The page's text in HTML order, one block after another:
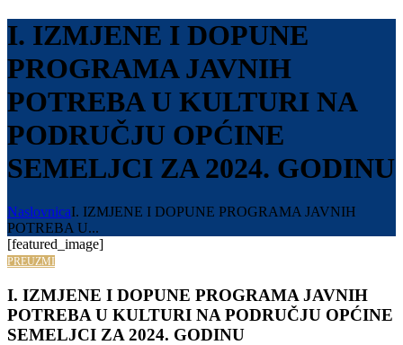
I. IZMJENE I DOPUNE
PROGRAMA JAVNIH
POTREBA U KULTURI NA
PODRUČJU OPĆINE
SEMELJCI ZA 2024. GODINU
NaslovnicaI. IZMJENE I DOPUNE PROGRAMA JAVNIH
POTREBA U...
[featured_image]
PREUZMI
I. IZMJENE I DOPUNE PROGRAMA JAVNIH
POTREBA U KULTURI NA PODRUČJU OPĆINE
SEMELJCI ZA 2024. GODINU